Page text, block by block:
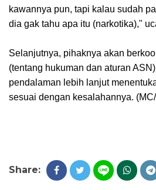
kawannya pun, tapi kalau sudah
dia gak tahu apa itu (narkotika),"
Selanjutnya, pihaknya akan
(tentang hukuman dan aturan
pendalaman lebih lanjut
sesuai dengan kesalahannya.
Share: